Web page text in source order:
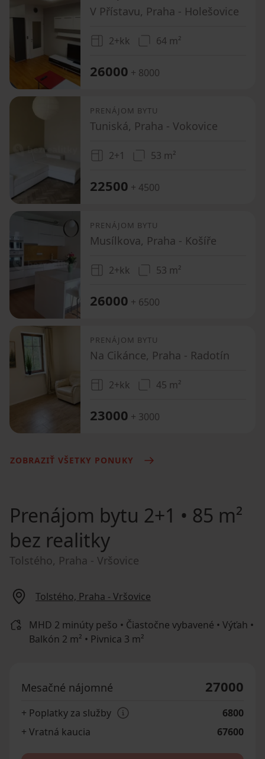
V Přístavu, Praha - Holešovice
2+kk 64 m²
26000 + 8000
PRENÁJOM BYTU
Tuniská, Praha - Vokovice
2+1 53 m²
22500 + 4500
PRENÁJOM BYTU
Musílkova, Praha - Košíře
2+kk 53 m²
26000 + 6500
PRENÁJOM BYTU
Na Cikánce, Praha - Radotín
2+kk 45 m²
23000 + 3000
ZOBRAZIŤ VŠETKY PONUKY
Prenájom bytu 2+1 • 85 m²
bez realitky
Tolstého, Praha - Vršovice
Tolstého, Praha - Vršovice
MHD 2 minúty pešo • Čiastočne vybavené • Výťah •
Balkón 2 m² • Pivnica 3 m²
Mesačné nájomné 27000
+ Poplatky za služby
6800
+ Vratná kaucia
67600